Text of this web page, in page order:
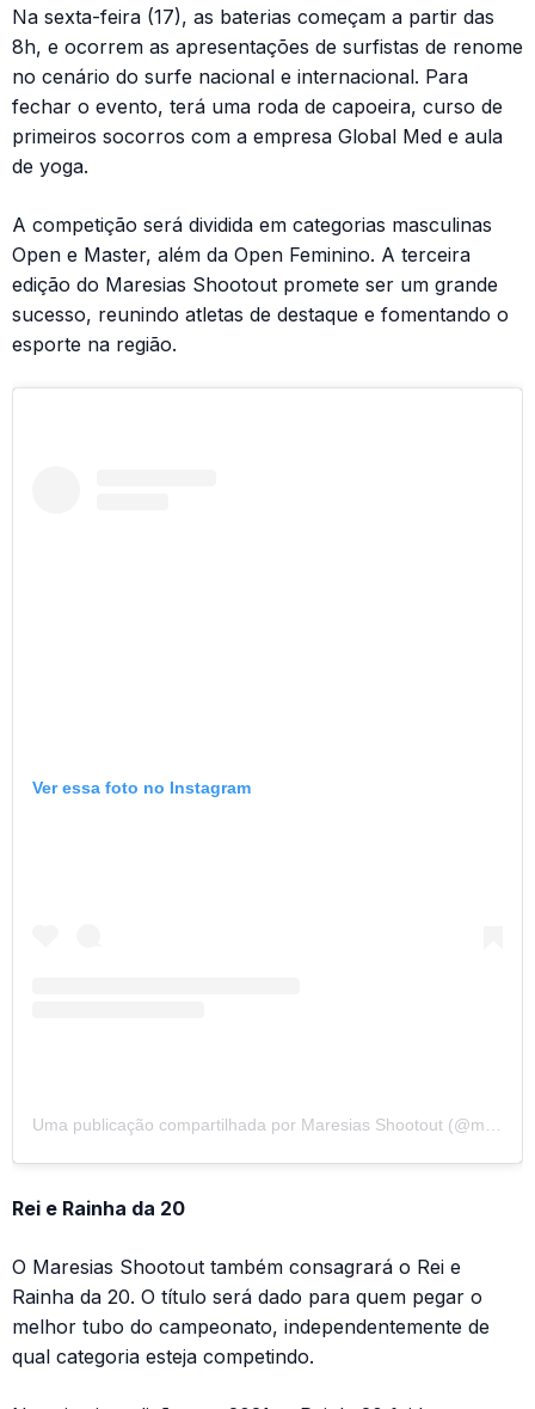
Na sexta-feira (17), as baterias começam a partir das
8h, e ocorrem as apresentações de surfistas de renome
no cenário do surfe nacional e internacional. Para
fechar o evento, terá uma roda de capoeira, curso de
primeiros socorros com a empresa Global Med e aula
de yoga.
A competição será dividida em categorias masculinas
Open e Master, além da Open Feminino. A terceira
edição do Maresias Shootout promete ser um grande
sucesso, reunindo atletas de destaque e fomentando o
esporte na região.
Ver essa foto no Instagram
Rei e Rainha da 20
O Maresias Shootout também consagrará o Rei e
Rainha da 20. O título será dado para quem pegar o
melhor tubo do campeonato, independentemente de
qual categoria esteja competindo.